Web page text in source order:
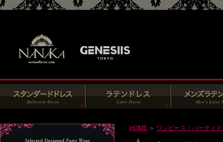
HOME ＞ ワンピース・パーティ